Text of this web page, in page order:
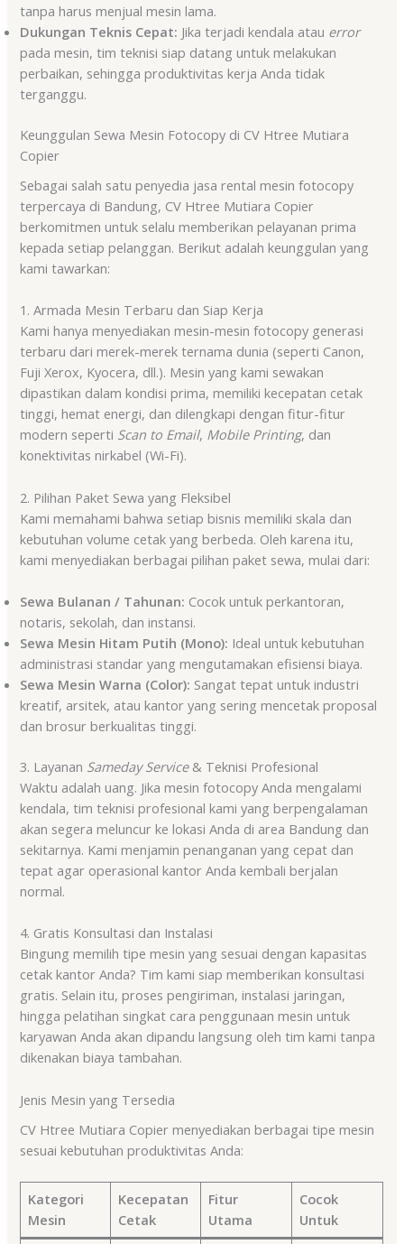
tanpa harus menjual mesin lama.
Dukungan Teknis Cepat: Jika terjadi kendala atau error
pada mesin, tim teknisi siap datang untuk melakukan
perbaikan, sehingga produktivitas kerja Anda tidak
terganggu.
Keunggulan Sewa Mesin Fotocopy di CV Htree Mutiara
Copier
Sebagai salah satu penyedia jasa rental mesin fotocopy
terpercaya di Bandung, CV Htree Mutiara Copier
berkomitmen untuk selalu memberikan pelayanan prima
kepada setiap pelanggan. Berikut adalah keunggulan yang
kami tawarkan:
1. Armada Mesin Terbaru dan Siap Kerja
Kami hanya menyediakan mesin-mesin fotocopy generasi
terbaru dari merek-merek ternama dunia (seperti Canon,
Fuji Xerox, Kyocera, dll.). Mesin yang kami sewakan
dipastikan dalam kondisi prima, memiliki kecepatan cetak
tinggi, hemat energi, dan dilengkapi dengan fitur-fitur
modern seperti Scan to Email, Mobile Printing, dan
konektivitas nirkabel (Wi-Fi).
2. Pilihan Paket Sewa yang Fleksibel
Kami memahami bahwa setiap bisnis memiliki skala dan
kebutuhan volume cetak yang berbeda. Oleh karena itu,
kami menyediakan berbagai pilihan paket sewa, mulai dari:
Sewa Bulanan / Tahunan: Cocok untuk perkantoran,
notaris, sekolah, dan instansi.
Sewa Mesin Hitam Putih (Mono): Ideal untuk kebutuhan
administrasi standar yang mengutamakan efisiensi biaya.
Sewa Mesin Warna (Color): Sangat tepat untuk industri
kreatif, arsitek, atau kantor yang sering mencetak proposal
dan brosur berkualitas tinggi.
3. Layanan Sameday Service& Teknisi Profesional
Waktu adalah uang. Jika mesin fotocopy Anda mengalami
kendala, tim teknisi profesional kami yang berpengalaman
akan segera meluncur ke lokasi Anda di area Bandung dan
sekitarnya. Kami menjamin penanganan yang cepat dan
tepat agar operasional kantor Anda kembali berjalan
normal.
4. Gratis Konsultasi dan Instalasi
Bingung memilih tipe mesin yang sesuai dengan kapasitas
cetak kantor Anda? Tim kami siap memberikan konsultasi
gratis. Selain itu, proses pengiriman, instalasi jaringan,
hingga pelatihan singkat cara penggunaan mesin untuk
karyawan Anda akan dipandu langsung oleh tim kami tanpa
dikenakan biaya tambahan.
Jenis Mesin yang Tersedia
CV Htree Mutiara Copier menyediakan berbagai tipe mesin
sesuai kebutuhan produktivitas Anda:
Kategori
Mesin
Kecepatan
Cetak
Fitur
Utama
Cocok
Untuk